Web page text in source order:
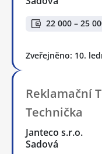
22 000 – 25
Zveřejněno: 10.
Reklamační
Technička
Janteco s.r.o.
Sadová